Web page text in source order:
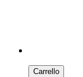
Carrello